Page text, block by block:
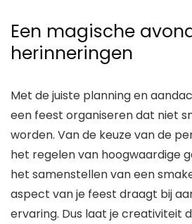
Een magische
herinneringen
Met de juiste planning en
een feest organiseren dat niet
worden. Van de keuze van de
het regelen van hoogwaardige
het samenstellen van een
aspect van je feest draagt bij
ervaring. Dus laat je creativiteit